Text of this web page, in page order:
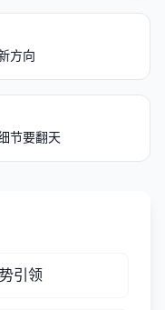
方向
节要翻天
引领